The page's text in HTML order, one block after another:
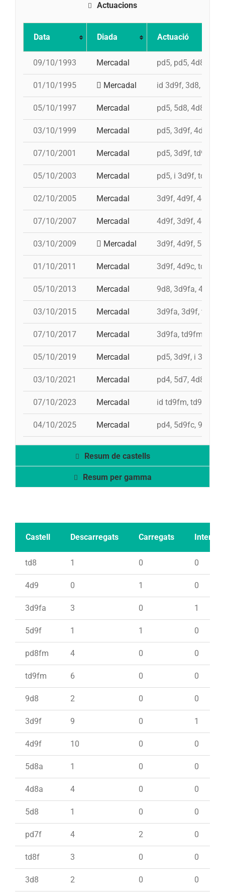
Actuacions
Data Diada Actuació
09/10/1993 Mercadal pd5, pd5, 4d8,
01/10/1995 Mercadal id 3d9f, 3d8, id
05/10/1997 Mercadal pd5, 5d8, 4d8a,
03/10/1999 Mercadal pd5, 3d9f, 4d9f,
07/10/2001 Mercadal pd5, 3d9f, td9fm,
05/10/2003 Mercadal pd5, i 3d9f, td8f,
02/10/2005 Mercadal 3d9f, 4d9f, 4d8a,
07/10/2007 Mercadal 4d9f, 3d9f, 4d8a,
03/10/2009 Mercadal 3d9f, 4d9f, 5d8a,
01/10/2011 Mercadal 3d9f, 4d9c, td8f,
05/10/2013 Mercadal 9d8, 3d9fa, 4d9f,
03/10/2015 Mercadal 3d9fa, 3d9f,
07/10/2017 Mercadal 3d9fa, td9fm, td8,
05/10/2019 Mercadal pd5, 3d9f, i 3d9fa,
03/10/2021 Mercadal pd4, 5d7, 4d8,
07/10/2023 Mercadal id td9fm, td9fm,
04/10/2025 Mercadal pd4, 5d9fc, 9d8,
Resum de castells
Resum per gamma
Castell Descarregats Carregats Intents
td8 1 0 0
4d9 0 1 0
3d9fa 3 0 1
5d9f 1 1 0
pd8fm 4 0 0
td9fm 6 0 0
9d8 2 0 0
3d9f 9 0 1
4d9f 10 0 0
5d8a 1 0 0
4d8a 4 0 0
5d8 1 0 0
pd7f 4 2 0
td8f 3 0 0
3d8 2 0 0